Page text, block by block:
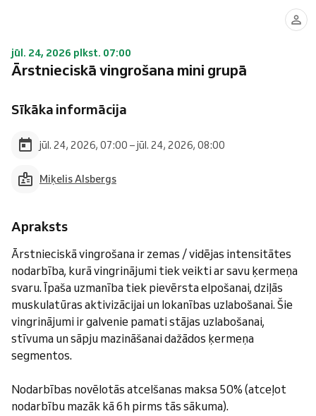
jūl. 24, 2026 plkst. 07:00
Ārstnieciskā vingrošana mini grupā
Sīkāka informācija
jūl. 24, 2026, 07:00 – jūl. 24, 2026, 08:00
Miķelis Alsbergs
Apraksts
Ārstnieciskā vingrošana ir zemas / vidējas intensitātes
nodarbība, kurā vingrinājumi tiek veikti ar savu ķermeņa
svaru. Īpaša uzmanība tiek pievērsta elpošanai, dziļās
muskulatūras aktivizācijai un lokanības uzlabošanai. Šie
vingrinājumi ir galvenie pamati stājas uzlabošanai,
stīvuma un sāpju mazināšanai dažādos ķermeņa
segmentos.
Nodarbības novēlotās atcelšanas maksa 50% (atceļot
nodarbību mazāk kā 6h pirms tās sākuma).